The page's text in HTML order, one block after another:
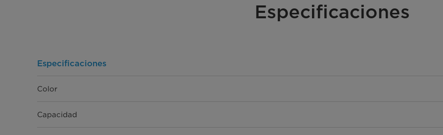
Especificaciones
Especificaciones
Color
Capacidad